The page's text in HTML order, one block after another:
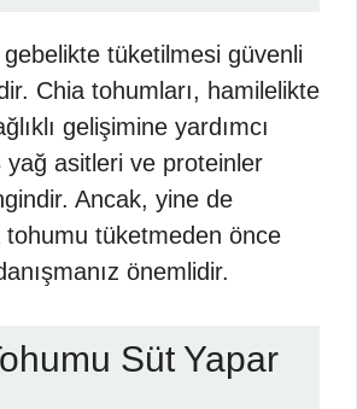
tüketilmesi güvenli
Chia tohumları, hamilelikte
gelişimine yardımcı
yağ asitleri ve proteinler
Ancak, yine de
tohumu tüketmeden önce
önemlidir.
Süt Yapar